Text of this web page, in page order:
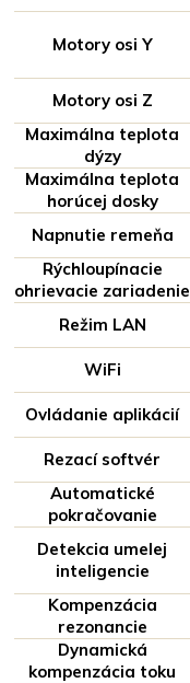
Motory osi Y
Motory osi Z
Maximálna teplota
dýzy
Maximálna teplota
horúcej dosky
Napnutie remeňa
Rýchloupínacie
ohrievacie zariadenie
Režim LAN
WiFi
Ovládanie aplikácií
Rezací softvér
Automatické
pokračovanie
Detekcia umelej
inteligencie
Kompenzácia
rezonancie
Dynamická
kompenzácia toku